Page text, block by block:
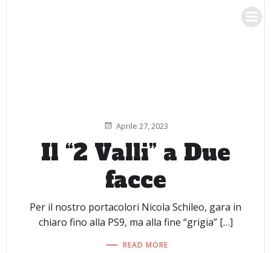
Aprile 27, 2023
Il “2 Valli” a Due
facce
Per il nostro portacolori Nicola Schileo, gara in
chiaro fino alla PS9, ma alla fine “grigia” […]
READ MORE